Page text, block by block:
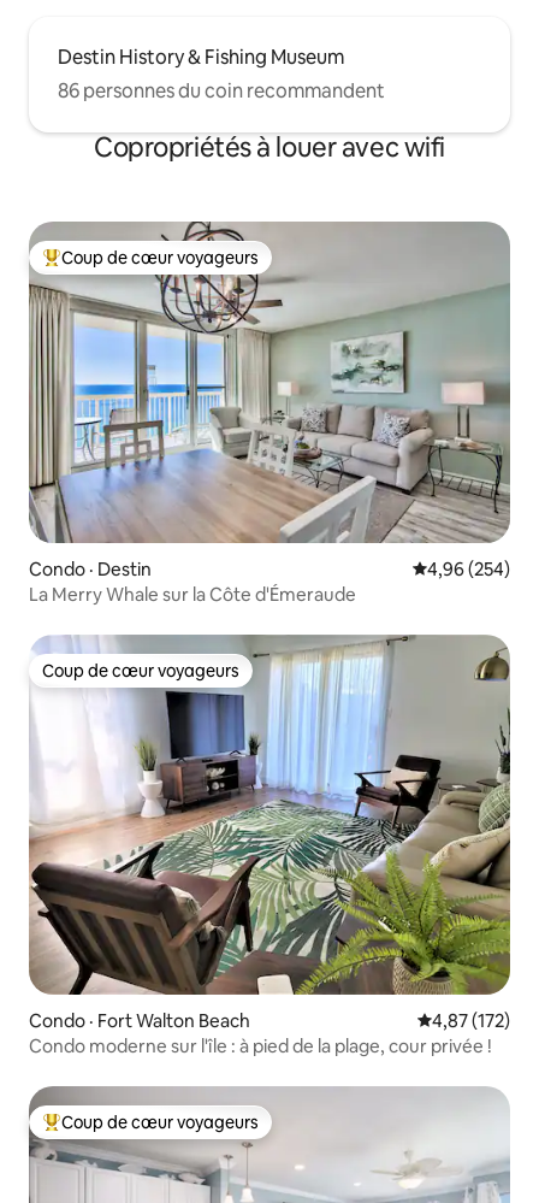
Destin History & Fishing Museum
86 personnes du coin recommandent
Copropriétés à louer avec wifi
Coup de cœur voyageurs parmi les plus aimés
Coup de cœur voyageurs
Condo · Destin Note
4,96 (254)
La Merry Whale sur la Côte d'Émeraude
Coup de cœur voyageurs
Coup de cœur voyageurs
Condo · Fort Walton Beach Note
4,87 (172)
Condo moderne sur l'île : à pied de la plage, cour privée !
Coup de cœur voyageurs parmi les plus aimés
Coup de cœur voyageurs